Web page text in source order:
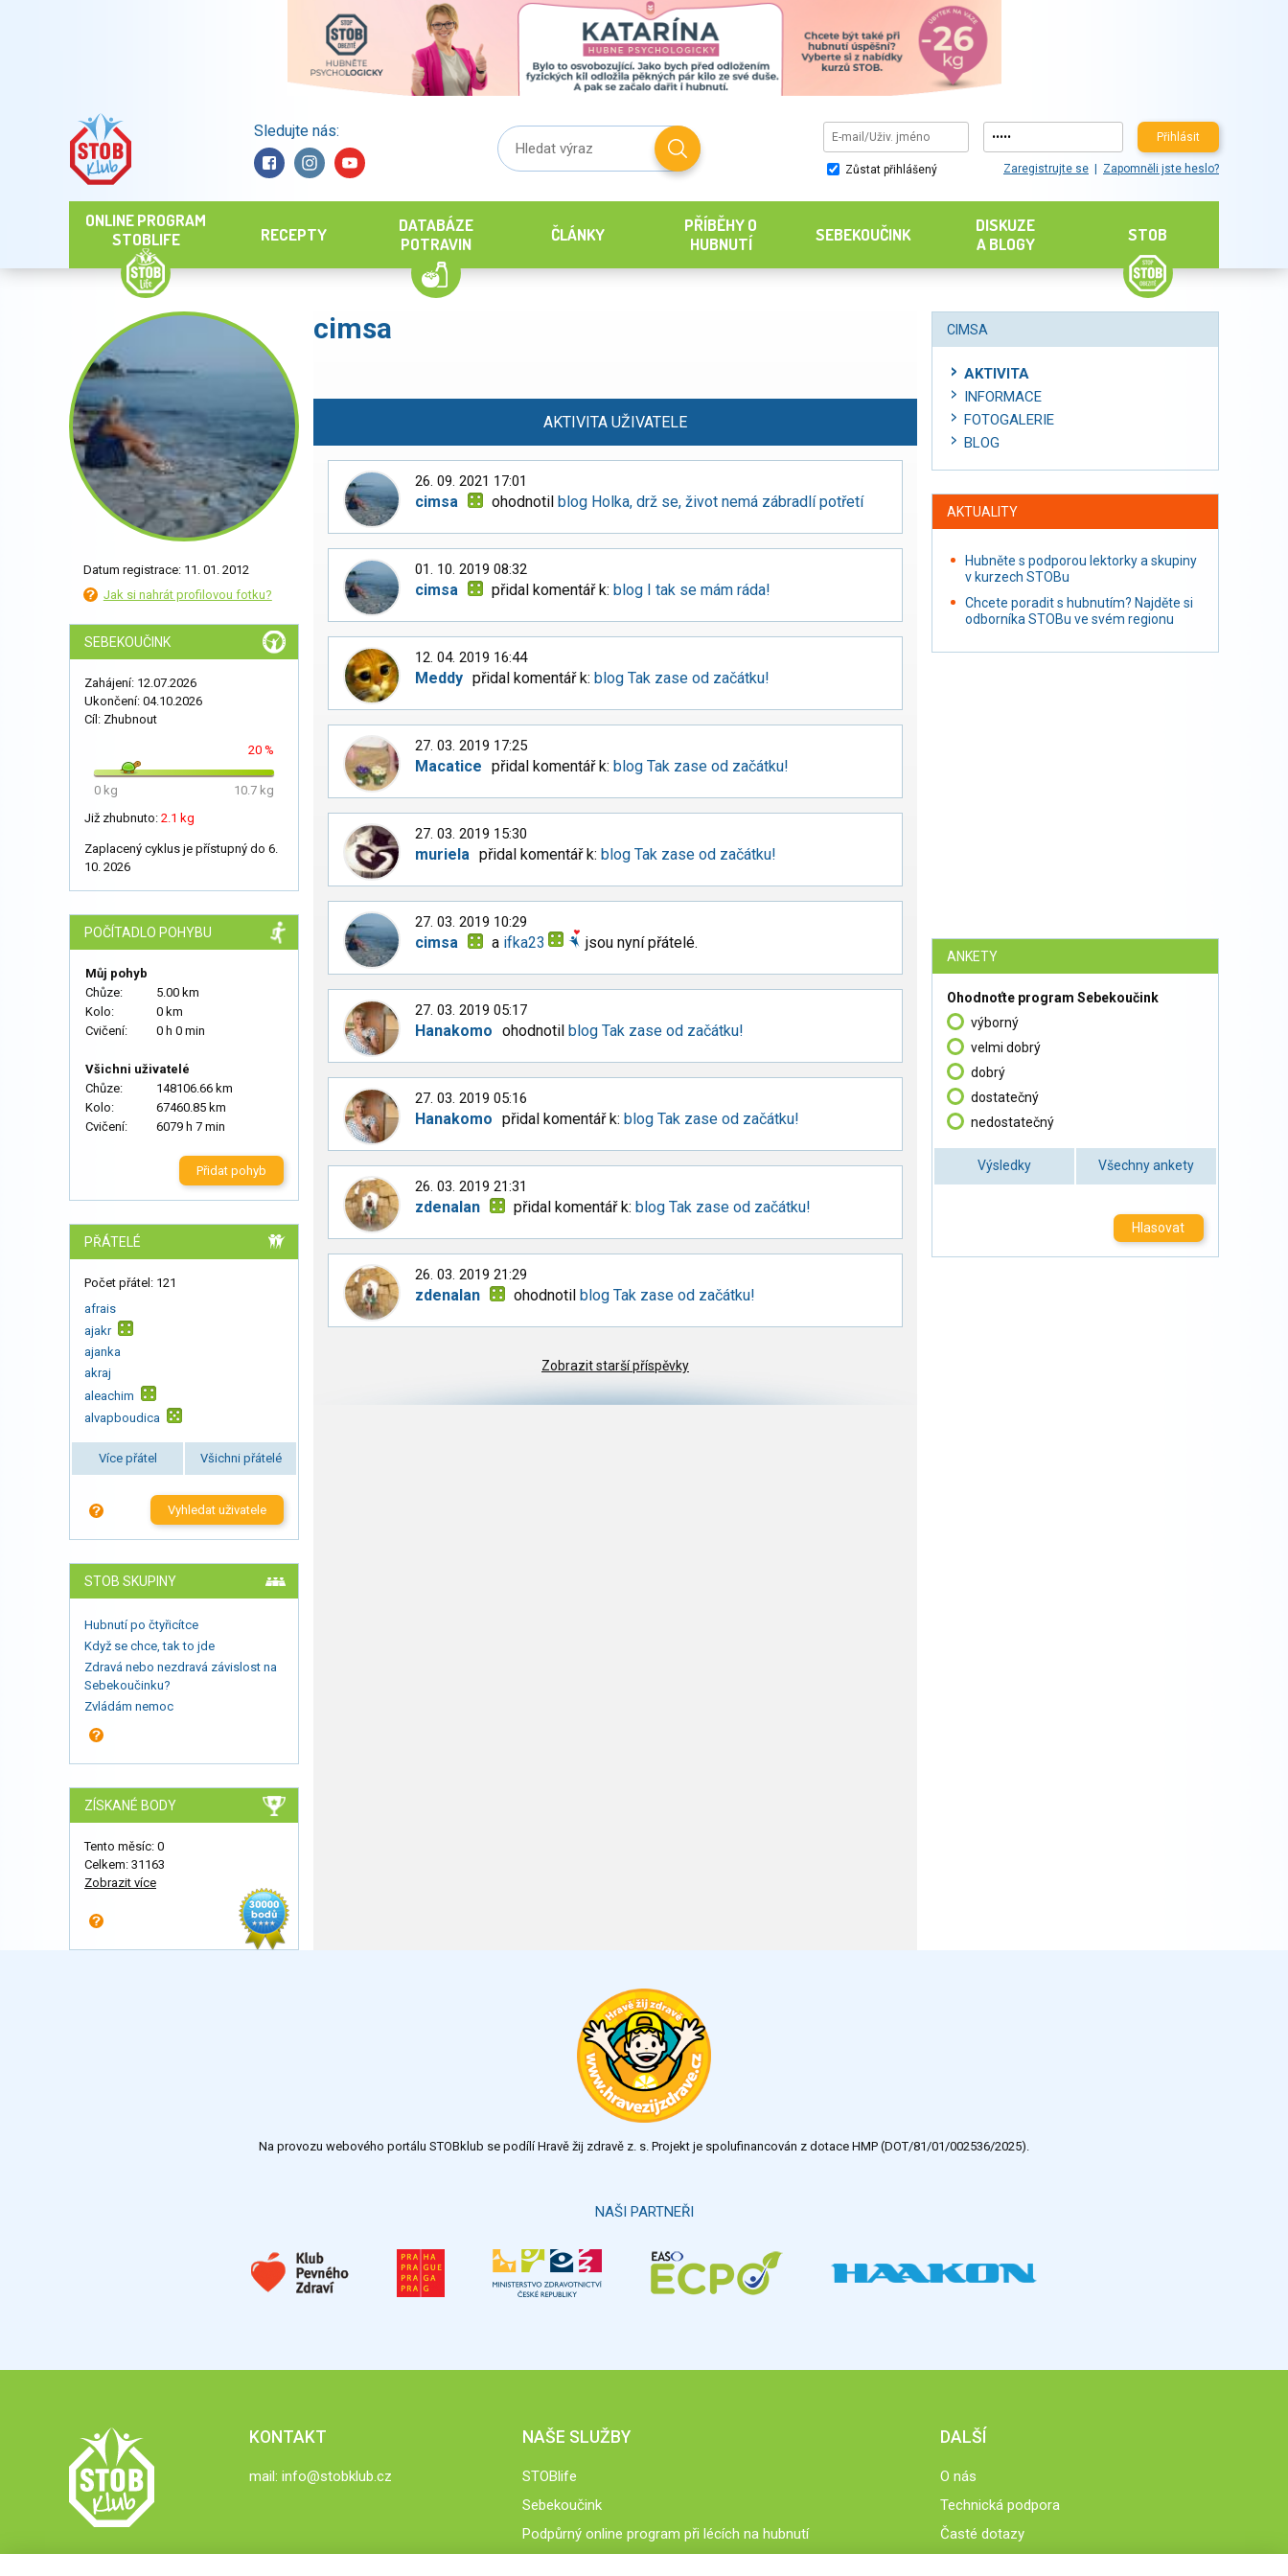
Sledujte nás: Přihlásit
Zůstat přihlášený Zaregistrujte se Zapomněli jste heslo?
ONLINE PROGRAM
STOBLIFE
RECEPTY
DATABÁZE
POTRAVIN
ČLÁNKY
PŘÍBĚHY O
HUBNUTÍ
SEBEKOUČINK
DISKUZE
A BLOGY
STOB
Datum registrace: 11. 01. 2012
Jak si nahrát profilovou fotku?
SEBEKOUČINK
Zahájení: 12.07.2026
Ukončení: 04.10.2026
Cíl: Zhubnout
20 %
0 kg
10.7 kg
Již zhubnuto: 2.1 kg
Zaplacený cyklus je přístupný do 6.
10. 2026
POČÍTADLO POHYBU
Můj pohyb
Chůze:
5.00 km
Kolo:
0 km
Cvičení:
0 h 0 min
Všichni uživatelé
Chůze:
148106.66 km
Kolo:
67460.85 km
Cvičení:
6079 h 7 min
Přidat pohyb
PŘÁTELÉ
Počet přátel: 121
afrais
ajakr
ajanka
akraj
aleachim
alvapboudica
Více přátel Všichni přátelé
Vyhledat uživatele
STOB SKUPINY
Hubnutí po čtyřicítce
Když se chce, tak to jde
Zdravá nebo nezdravá závislost na
Sebekoučinku?
Zvládám nemoc
ZÍSKANÉ BODY
Tento měsíc: 0
Celkem: 31163
Zobrazit více
cimsa
AKTIVITA UŽIVATELE
26. 09. 2021 17:01
cimsa ohodnotilblog Holka, drž se, život nemá zábradlí potřetí
01. 10. 2019 08:32
cimsa přidal komentář k:blog I tak se mám ráda!
12. 04. 2019 16:44
Meddy přidal komentář k:blog Tak zase od začátku!
27. 03. 2019 17:25
Macatice přidal komentář k:blog Tak zase od začátku!
27. 03. 2019 15:30
muriela přidal komentář k:blog Tak zase od začátku!
27. 03. 2019 10:29
cimsa a ifka23 jsou nyní přátelé.
27. 03. 2019 05:17
Hanakomo ohodnotilblog Tak zase od začátku!
27. 03. 2019 05:16
Hanakomo přidal komentář k:blog Tak zase od začátku!
26. 03. 2019 21:31
zdenalan přidal komentář k:blog Tak zase od začátku!
26. 03. 2019 21:29
zdenalan ohodnotilblog Tak zase od začátku!
Zobrazit starší příspěvky
CIMSA
AKTIVITA
INFORMACE
FOTOGALERIE
BLOG
AKTUALITY
Hubněte s podporou lektorky a skupiny
v kurzech STOBu
Chcete poradit s hubnutím? Najděte si
odborníka STOBu ve svém regionu
ANKETY
Ohodnoťte program Sebekoučink
výborný
velmi dobrý
dobrý
dostatečný
nedostatečný
Výsledky Všechny ankety
Hlasovat
Na provozu webového portálu STOBklub se podílí Hravě žij zdravě z. s. Projekt je spolufinancován z dotace HMP (DOT/81/01/002536/2025).
NAŠI PARTNEŘI
KONTAKT
mail: info@stobklub.cz
NAŠE SLUŽBY
STOBlife
Sebekoučink
Podpůrný online program při lécích na hubnutí
DALŠÍ
O nás
Technická podpora
Časté dotazy